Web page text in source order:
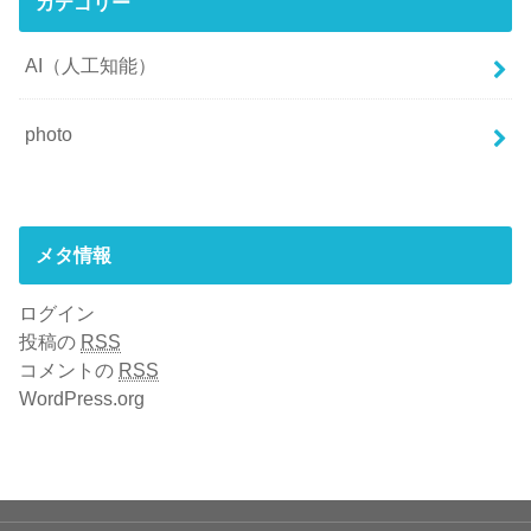
AI（人工知能）
photo
メタ情報
ログイン
投稿の RSS
コメントの RSS
WordPress.org